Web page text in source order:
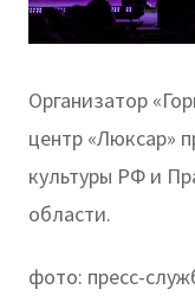
Организатор
центр «Люксар»
культуры РФ и
области.
фото: пресс-